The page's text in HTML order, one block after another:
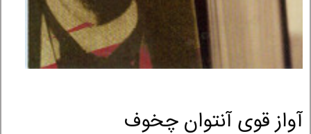
آواز قوی آنتوان چخوف